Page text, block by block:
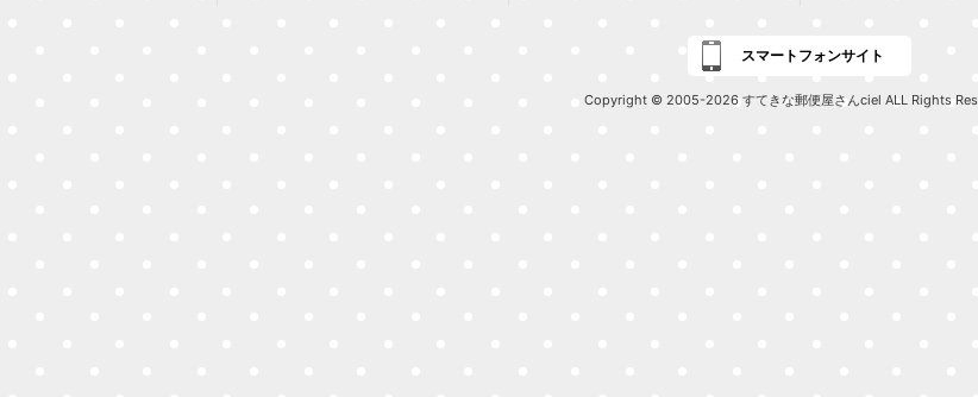
スマートフォンサイト
Copyright © 2005-2026 すてきな郵便屋さんciel ALL Rights